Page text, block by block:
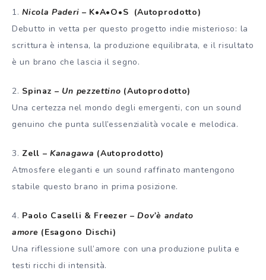
1.Nicola Paderi – K•A•O•S (Autoprodotto)
Debutto in vetta per questo progetto indie misterioso: la
scrittura è intensa, la produzione equilibrata, e il risultato
è un brano che lascia il segno.
2. Spinaz – Un pezzettino (Autoprodotto)
Una certezza nel mondo degli emergenti, con un sound
genuino che punta sull’essenzialità vocale e melodica.
3. Zell –Kanagawa (Autoprodotto)
Atmosfere eleganti e un sound raffinato mantengono
stabile questo brano in prima posizione.
4. Paolo Caselli & Freezer –Dov’è andato
amore (Esagono Dischi)
Una riflessione sull’amore con una produzione pulita e
testi ricchi di intensità.